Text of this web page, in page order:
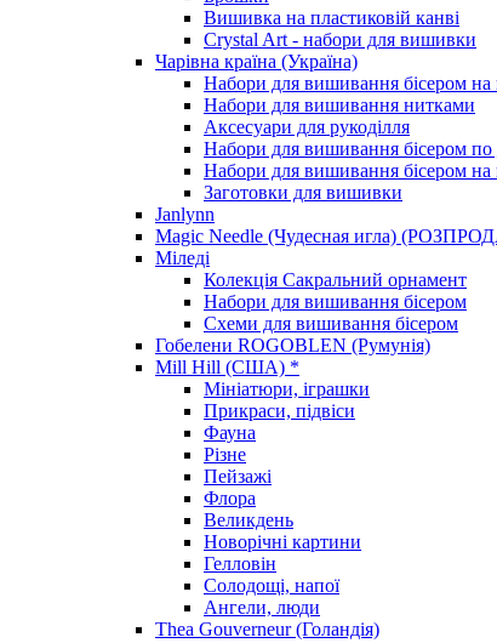
Вишивка на пластиковій канві
Crystal Art - набори для вишивки
Чарівна країна (Україна)
Набори для вишивання бісером на
Набори для вишивання нитками
Аксесуари для рукоділля
Набори для вишивання бісером по
Набори для вишивання бісером на
Заготовки для вишивки
Janlynn
Magic Needle (Чудесная игла)
Міледі
Колекція Сакральний орнамент
Набори для вишивання бісером
Схеми для вишивання бісером
Гобелени ROGOBLEN (Румунія)
Mill Hill (США) *
Мініатюри, іграшки
Прикраси, підвіси
Фауна
Різне
Пейзажі
Флора
Великдень
Новорічні картини
Гелловін
Солодощі, напої
Ангели, люди
Thea Gouverneur (Голандія)